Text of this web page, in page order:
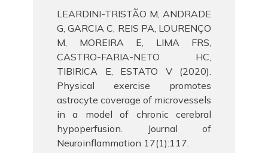
LEARDINI-TRISTÃO M, ANDRADE
G, GARCIA C, REIS PA, LOURENÇO
M, MOREIRA E, LIMA FRS,
CASTRO-FARIA-NETO HC,
TIBIRICA E, ESTATO V (2020).
Physical exercise promotes
astrocyte coverage of microvessels
in a model of chronic cerebral
hypoperfusion. Journal of
Neuroinflammation 17(1):117.